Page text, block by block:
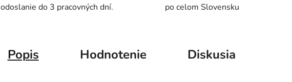
odoslanie do 3 pracovných dní. po celom Slovensku
Popis Hodnotenie Diskusia